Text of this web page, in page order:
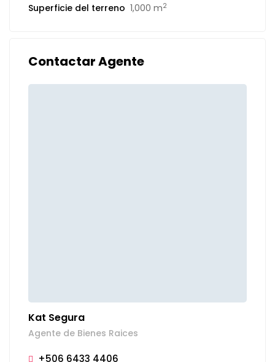
Superficie del terreno 1,000 m2
Contactar Agente
Kat Segura
Agente de Bienes Raices
+506 6433 4406